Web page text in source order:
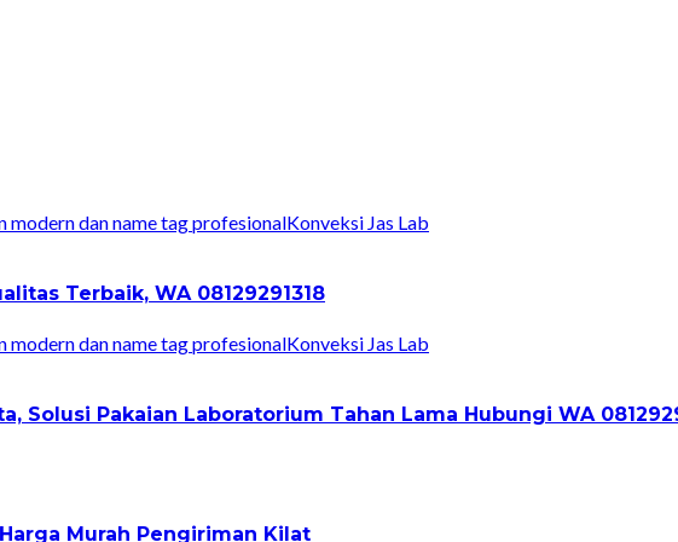
Konveksi Jas Lab
Terbaik, WA 08129291318
Konveksi Jas Lab
Solusi Pakaian Laboratorium Tahan Lama Hubungi WA
Murah Pengiriman Kilat